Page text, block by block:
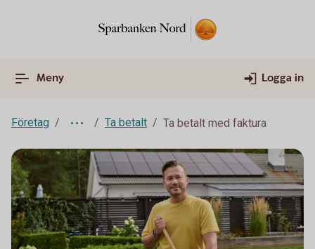
Meny Logga in
Företag Ta betalt Ta betalt med faktura